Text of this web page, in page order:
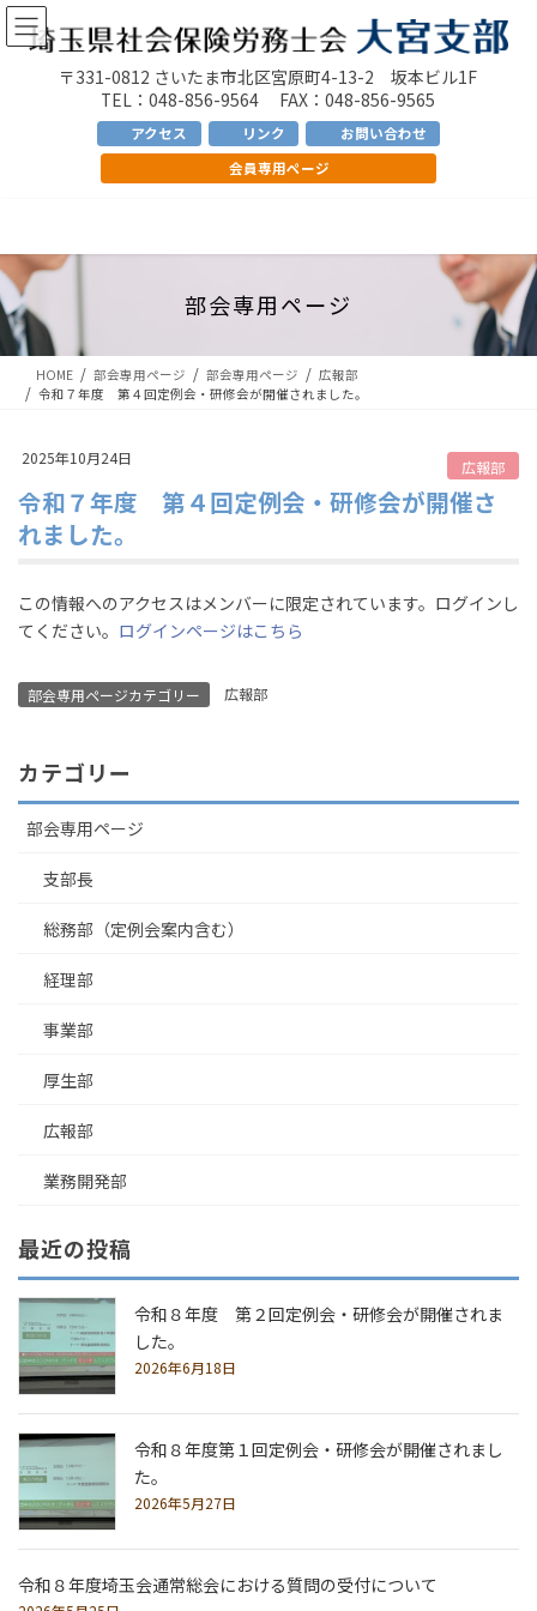
コ
ン
プ
ナ
ビ
動
〒331-0812 さいたま市北区宮原町4-13-2 坂本ビル1F
TEL：048-856-9564 FAX：048-856-9565
アクセス リンク
お問い合わせ
会員専用ページ
部会専用ページ
HOME 部会専用ページ 部会専用ページ
広報部
令和７年度 第４回定例会・研修会が開催されました。
2025年10月24日 広報部
令和７年度 第４回定例会・研修会が開催さ
れました。
この情報へのアクセスはメンバーに限定されています。ログインし
てください。 ログインページはこちら
部会専用ページカテゴリー 広報部
カテゴリー
部会専用ページ
支部長
総務部（定例会案内含む）
経理部
事業部
厚生部
広報部
業務開発部
最近の投稿
令和８年度 第２回定例会・研修会が開催されま
した。
2026年6月18日
令和８年度第１回定例会・研修会が開催されまし
た。
2026年5月27日
令和８年度埼玉会通常総会における質問の受付について